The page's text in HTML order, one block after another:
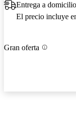
Entrega a
El precio incluye
Gran oferta